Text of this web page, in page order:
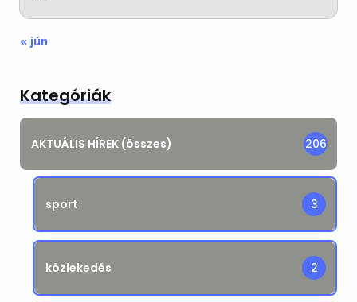
« jún
Kategóriák
AKTUÁLIS HÍREK (összes) 206
sport 3
közlekedés 2